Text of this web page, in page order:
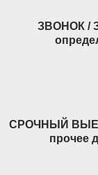
ЗВОНОК /
СРОЧНЫЙ
прочее